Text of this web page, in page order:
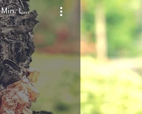
3 Min. Lesezeit